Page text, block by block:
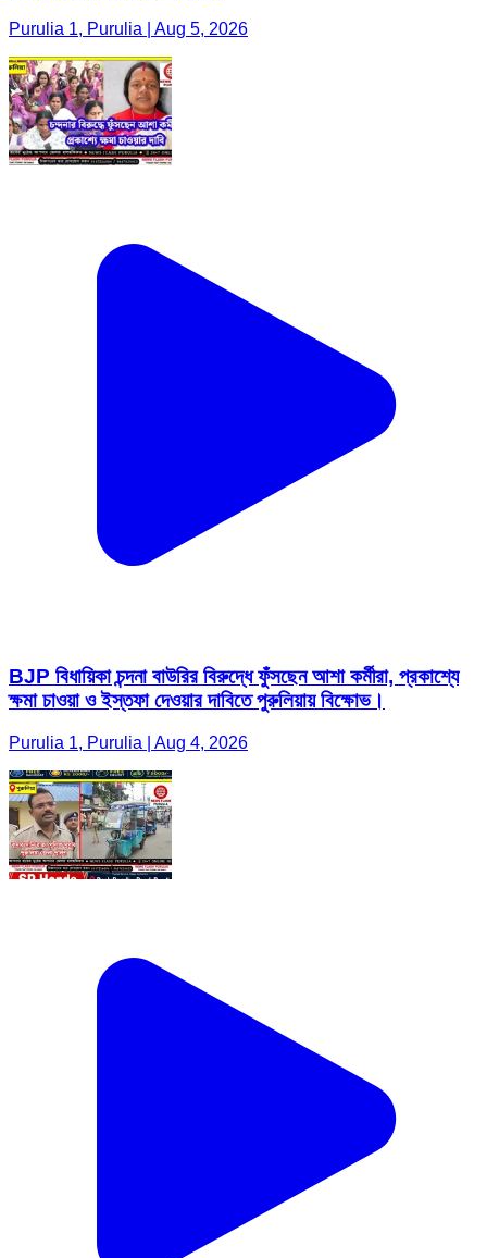
Purulia 1, Purulia | Aug 5, 2026
BJP বিধায়িকা চন্দনা বাউরির বিরুদ্ধে ফুঁসছেন আশা কর্মীরা, প্রকাশ্যে
ক্ষমা চাওয়া ও ইস্তফা দেওয়ার দাবিতে পুরুলিয়ায় বিক্ষোভ।
Purulia 1, Purulia | Aug 4, 2026